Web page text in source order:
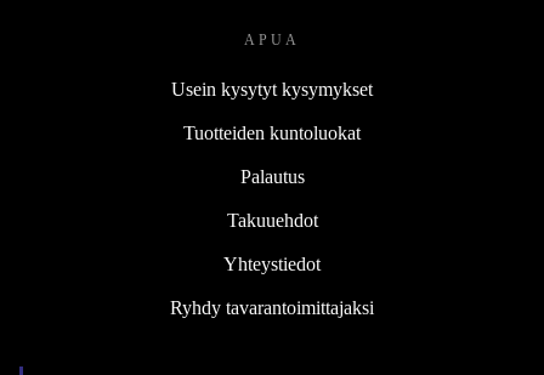
APUA
Usein kysytyt kysymykset
Tuotteiden kuntoluokat
Palautus
Takuuehdot
Yhteystiedot
Ryhdy tavarantoimittajaksi